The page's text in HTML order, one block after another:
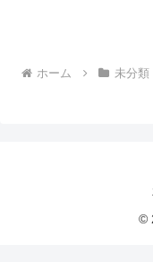
ホーム 未分類
©